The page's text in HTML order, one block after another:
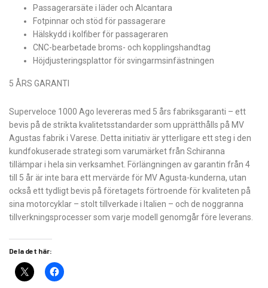
Passagerarsäte i läder och Alcantara
Fotpinnar och stöd för passagerare
Hälskydd i kolfiber för passageraren
CNC-bearbetade broms- och kopplingshandtag
Höjdjusteringsplattor för svingarmsinfästningen
5 ÅRS GARANTI
Superveloce 1000 Ago levereras med 5 års fabriksgaranti – ett
bevis på de strikta kvalitetsstandarder som upprätthålls på MV
Agustas fabrik i Varese. Detta initiativ är ytterligare ett steg i den
kundfokuserade strategi som varumärket från Schiranna
tillämpar i hela sin verksamhet. Förlängningen av garantin från 4
till 5 år är inte bara ett mervärde för MV Agusta-kunderna, utan
också ett tydligt bevis på företagets förtroende för kvaliteten på
sina motorcyklar – stolt tillverkade i Italien – och de noggranna
tillverkningsprocesser som varje modell genomgår före leverans.
Dela det här: